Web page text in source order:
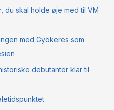
du skal holde øje med til VM
med Gyökeres som
debutanter klar til